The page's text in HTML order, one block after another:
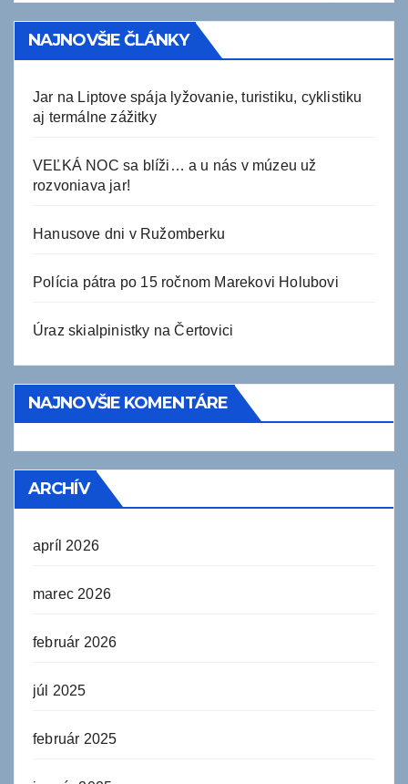
NAJNOVŠIE ČLÁNKY
Jar na Liptove spája lyžovanie, turistiku, cyklistiku
aj termálne zážitky
VEĽKÁ NOC sa blíži… a u nás v múzeu už
rozvoniava jar!
Hanusove dni v Ružomberku
Polícia pátra po 15 ročnom Marekovi Holubovi
Úraz skialpinistky na Čertovici
NAJNOVŠIE KOMENTÁRE
ARCHÍV
apríl 2026
marec 2026
február 2026
júl 2025
február 2025